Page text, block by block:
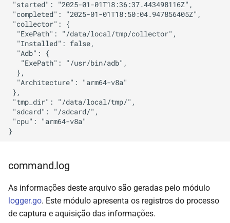
"started": "2025-01-01T18:36:37.443498116Z",
"completed": "2025-01-01T18:50:04.947856405Z",
"collector": {
  "ExePath": "/data/local/tmp/collector",
  "Installed": false,
  "Adb": {
   "ExePath": "/usr/bin/adb",
  },
  "Architecture": "arm64-v8a"
},
"tmp_dir": "/data/local/tmp/",
"sdcard": "/sdcard/",
"cpu": "arm64-v8a"
command.log
As informações deste arquivo são geradas pelo módulo
logger.go. Este módulo apresenta os registros do processo
de captura e aquisição das informações.